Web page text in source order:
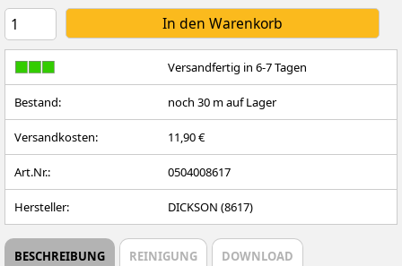
Versandfertig in 6-7 Tagen
Bestand: noch 30 m auf Lager
Versandkosten: 11,90 €
Art.Nr.: 0504008617
Hersteller: DICKSON (8617)
BESCHREIBUNG REINIGUNG DOWNLOAD